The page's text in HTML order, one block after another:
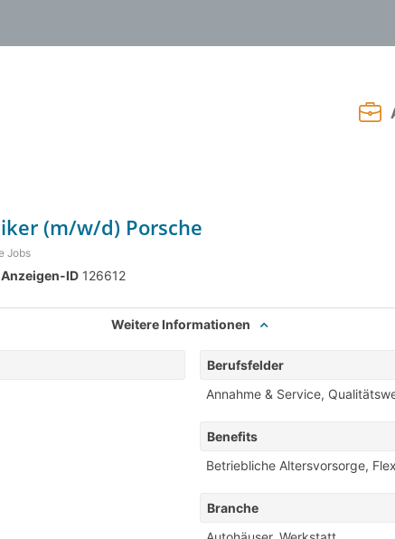
(m/w/d) Porsche
Jobs
Anzeigen-ID 126612
Weitere Informationen
Berufsfelder
Annahme & Service,
Benefits
Betriebliche Altersvorsorge,
Branche